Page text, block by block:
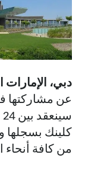
دبي، الإمارات
كلينك بسجلها
من كافة أنحاء